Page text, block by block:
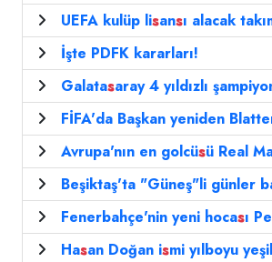
UEFA kulüp lisansı alacak
İşte PDFK kararları!
Galatasaray 4 yıldızlı
FİFA'da Başkan yeniden
Avrupa'nın en golcüsü Real
Beşiktaş'ta "Güneş"li günler
Fenerbahçe'nin yeni hocası
Hasan Doğan ismi yılboyu yeşil